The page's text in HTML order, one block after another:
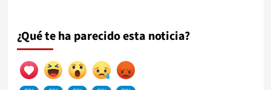
¿Qué te ha parecido esta noticia?